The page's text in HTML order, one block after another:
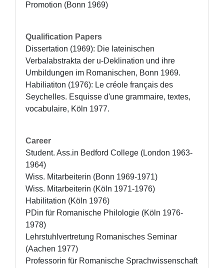
Promotion (Bonn 1969)
Qualification Papers
Dissertation (1969): Die lateinischen
Verbalabstrakta der u-Deklination und ihre
Umbildungen im Romanischen, Bonn 1969.
Habiliatiton (1976): Le créole français des
Seychelles. Esquisse d'une grammaire, textes,
vocabulaire, Köln 1977.
Career
Student. Ass.in Bedford College (London 1963-
1964)
Wiss. Mitarbeiterin (Bonn 1969-1971)
Wiss. Mitarbeiterin (Köln 1971-1976)
Habilitation (Köln 1976)
PDin für Romanische Philologie (Köln 1976-
1978)
Lehrstuhlvertretung Romanisches Seminar
(Aachen 1977)
Professorin für Romanische Sprachwissenschaft